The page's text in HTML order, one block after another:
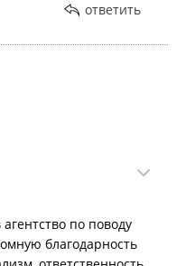
ответить
по поводу
благодарность